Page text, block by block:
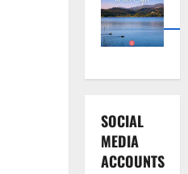
SOCIAL
MEDIA
ACCOUNTS